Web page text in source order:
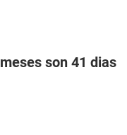
son 41 dias